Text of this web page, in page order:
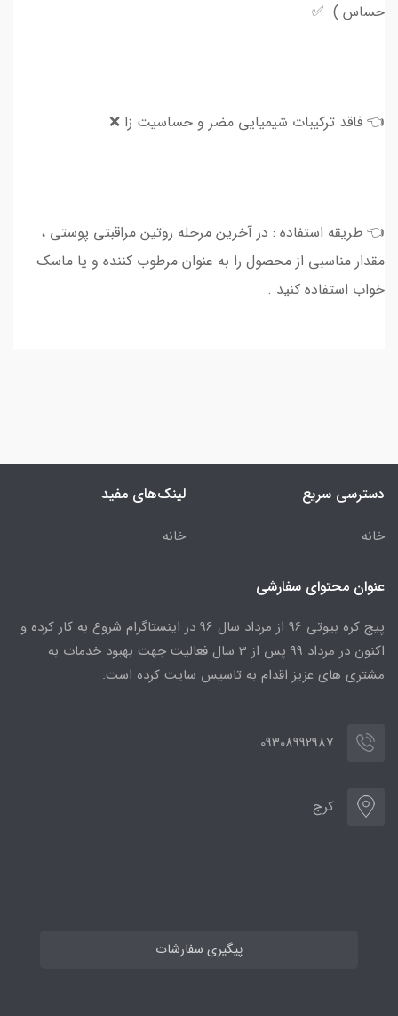
حساس ) ✅
👈 فاقد ترکیبات شیمیایی مضر و حساسیت زا ❌
👈 طريقه استفاده : در آخرین مرحله روتین مراقبتی پوستی ،
مقدار مناسبی از محصول را به عنوان مرطوب کننده و یا ماسک
خواب استفاده کنید .
دسترسی سریع
خانه
لینک‌های مفید
خانه
عنوان محتوای سفارشی
پیج کره بیوتی 96 از مرداد سال 96 در اینستاگرام شروع به کار کرده و
اکنون در مرداد 99 پس از 3 سال فعالیت جهت بهبود خدمات به
مشتری های عزیز اقدام به تاسیس سایت کرده است.
09308992987
کرج
پیگیری سفارشات